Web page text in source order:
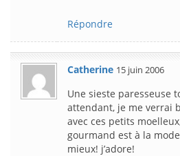
Répondre
Catherine 15 juin 2006
Une sieste paresseuse
attendant, je me verrai
avec ces petits
gourmand est à la
mieux! j’adore!